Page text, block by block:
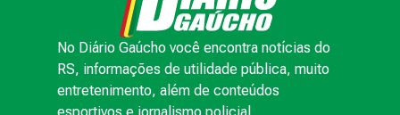
No Diário Gaúcho você encontra notícias do
RS, informações de utilidade pública, muito
entretenimento, além de conteúdos